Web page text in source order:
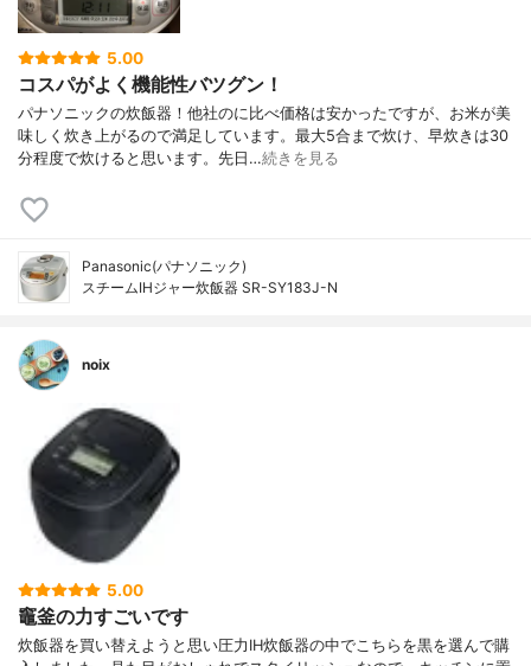
5.00
コスパがよく機能性バツグン！
パナソニックの炊飯器！他社のに比べ価格は安かったですが、お米が美
味しく炊き上がるので満足しています。最大5合まで炊け、早炊きは30
分程度で炊けると思います。先日…続きを見る
Panasonic(パナソニック)
スチームIHジャー炊飯器 SR-SY183J-N
noix
5.00
竈釜の力すごいです
炊飯器を買い替えようと思い圧力IH炊飯器の中でこちらを黒を選んで購